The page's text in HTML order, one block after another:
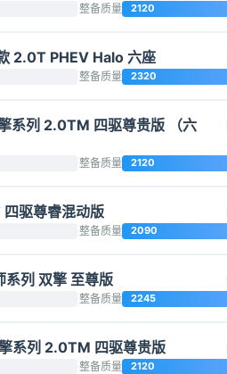
整备质量 2120
2.0T PHEV Halo 六座
整备质量 2320
系列 2.0TM 四驱尊贵版 （六
整备质量 2120
驱尊睿混动版
整备质量 2090
列 双擎 至尊版
整备质量 2245
系列 2.0TM 四驱尊贵版
整备质量 2120